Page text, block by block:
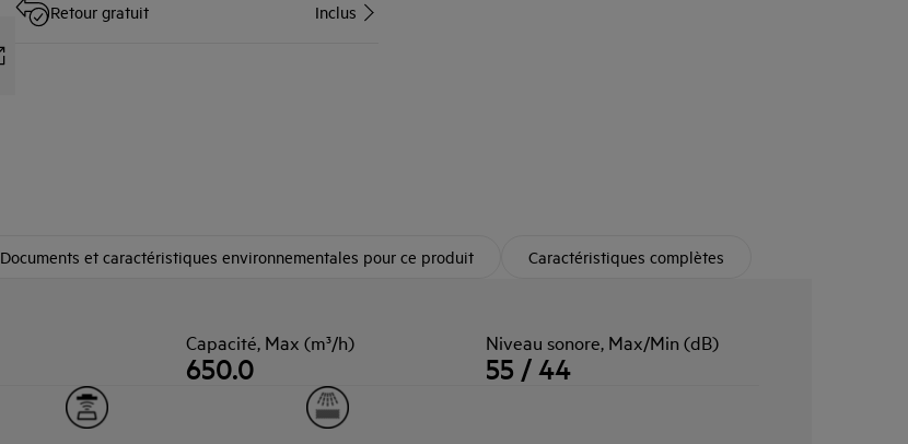
Retour gratuit Inclus
Documents et caractéristiques environnementales pour ce produit Caractéristiques complètes
Capacité, Max (m³/h)
650.0
Niveau sonore, Max/Min (dB)
55 / 44